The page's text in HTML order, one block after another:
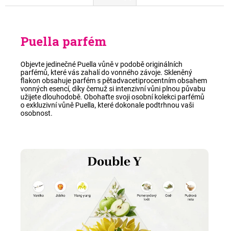
Puella parfém
Objevte jedinečné Puella vůně v podobě originálních
parfémů, které vás zahalí do vonného závoje. Skleněný
flakon obsahuje parfém s pětadvacetiprocentním obsahem
vonných esencí, díky čemuž si intenzivní vůni plnou půvabu
užijete dlouhodobě. Obohaťte svoji osobní kolekci parfémů
oexkluzivní vůně Puella, které dokonale podtrhnou vaši
osobnost.